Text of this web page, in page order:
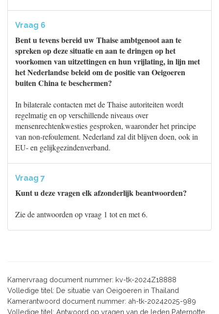
Vraag 6
Bent u tevens bereid uw Thaise ambtgenoot aan te
spreken op deze situatie en aan te dringen op het
voorkomen van uitzettingen en hun vrijlating, in lijn met
het Nederlandse beleid om de positie van Oeigoeren
buiten China te beschermen?
In bilaterale contacten met de Thaise autoriteiten wordt
regelmatig en op verschillende niveaus over
mensenrechtenkwesties gesproken, waaronder het principe
van non-refoulement. Nederland zal dit blijven doen, ook in
EU- en gelijkgezindenverband.
Vraag 7
Kunt u deze vragen elk afzonderlijk beantwoorden?
Zie de antwoorden op vraag 1 tot en met 6.
Kamervraag document nummer: kv-tk-2024Z18888
Volledige titel: De situatie van Oeigoeren in Thailand
Kamerantwoord document nummer: ah-tk-20242025-989
Volledige titel: Antwoord op vragen van de leden Paternotte,